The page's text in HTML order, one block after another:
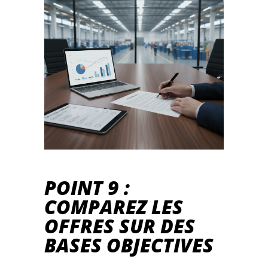
POINT 9 :
COMPAREZ LES
OFFRES SUR DES
BASES OBJECTIVES